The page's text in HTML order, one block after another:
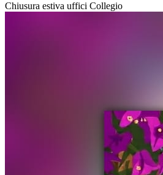
Chiusura estiva uffici Collegio